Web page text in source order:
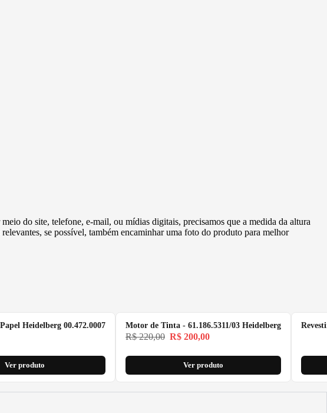
do site, telefone, e-mail, ou mídias digitais, precisamos que a medida da altura
se possível, também encaminhar uma foto do produto para melhor
Heidelberg 00.472.0007
Ver produto
Motor de Tinta - 61.186.5311/03 Heidelberg
R$220,00 R$ 200,00
Ver produto